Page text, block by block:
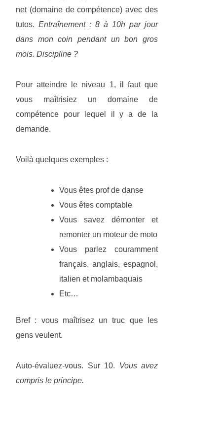
net (domaine de compétence) avec des
tutos. Entraînement : 8 à 10h par jour
dans mon coin pendant un bon gros
mois. Discipline ?
Pour atteindre le niveau 1, il faut que
vous maîtrisiez un domaine de
compétence pour lequel il y a de la
demande.
Voilà quelques exemples :
Vous êtes prof de danse
Vous êtes comptable
Vous savez démonter et
remonter un moteur de moto
Vous parlez couramment
français, anglais, espagnol,
italien et molambaquais
Etc…
Bref : vous maîtrisez un truc que les
gens veulent.
Auto-évaluez-vous. Sur 10. Vous avez
compris le principe.